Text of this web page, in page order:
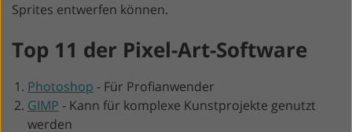
Sprites entwerfen können.
Top 11 der Pixel-Art-Software
Photoshop - Für Profianwender
GIMP - Kann für komplexe Kunstprojekte genutzt
werden